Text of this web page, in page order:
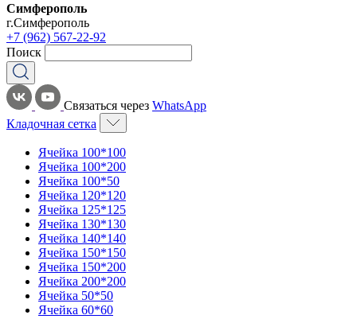
Симферополь
г.Симферополь
+7 (962) 567-22-92
Поиск
Связаться через WhatsApp
Кладочная сетка
Ячейка 100*100
Ячейка 100*200
Ячейка 100*50
Ячейка 120*120
Ячейка 125*125
Ячейка 130*130
Ячейка 140*140
Ячейка 150*150
Ячейка 150*200
Ячейка 200*200
Ячейка 50*50
Ячейка 60*60